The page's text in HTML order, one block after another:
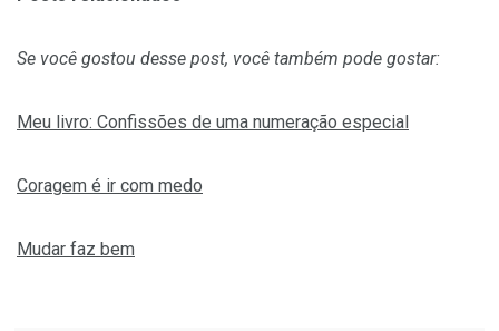
Se você gostou desse post, você também pode gostar:
Meu livro: Confissões de uma numeração especial
Coragem é ir com medo
Mudar faz bem